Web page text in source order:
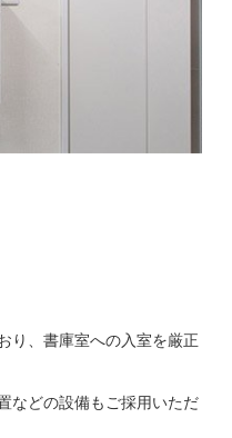
り、書庫室への入室を厳正
などの設備もご採用いただ